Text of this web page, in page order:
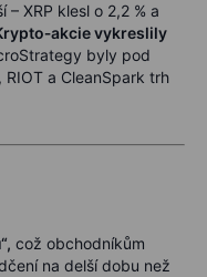
XRP klesl o 2,2 % a
vykreslily
byly pod
a CleanSpark trh
což obchodníkům
na delší dobu než